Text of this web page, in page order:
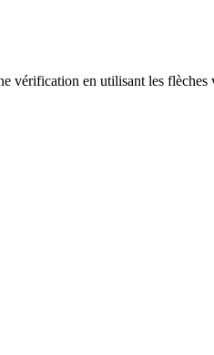
vérification en utilisant les